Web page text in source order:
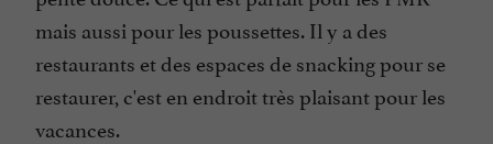
mais aussi pour les poussettes. Il y a des
restaurants et des espaces de snacking pour se
restaurer, c'est en endroit très plaisant pour les
vacances.